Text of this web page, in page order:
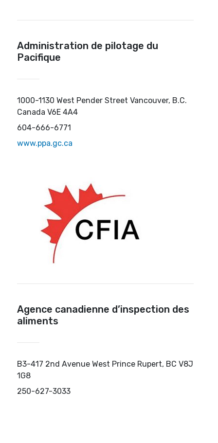
Administration de pilotage du
Pacifique
1000-1130 West Pender Street Vancouver, B.C.
Canada V6E 4A4
604-666-6771
www.ppa.gc.ca
Agence canadienne d’inspection des
aliments
B3-417 2nd Avenue West Prince Rupert, BC V8J
1G8
250-627-3033